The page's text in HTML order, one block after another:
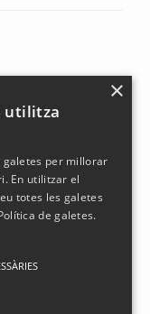
×
utilitza
per millorar
En utilitzar el
totes les galetes
de galetes.